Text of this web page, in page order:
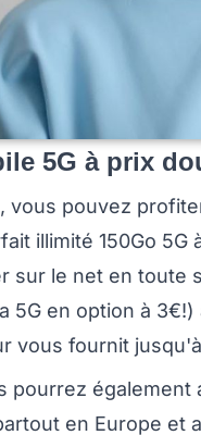
5G à prix
vous pouvez
illimité 150Go 5G
sur le net en toute
5G en option à
vous fournit
pourrez
en Europe et